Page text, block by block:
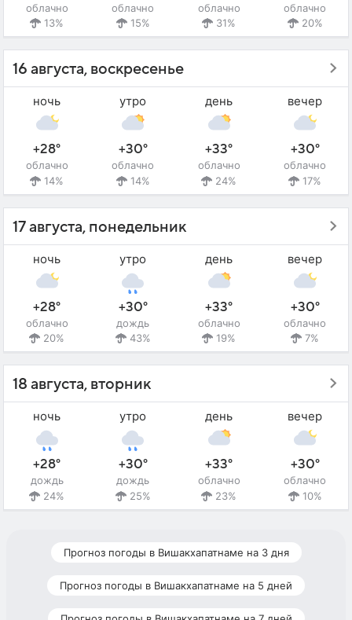
облачно
13%
облачно
15%
облачно
31%
облачно
20%
16 августа, воскресенье
ночь
+28°
облачно
14%
утро
+30°
облачно
14%
день
+33°
облачно
24%
вечер
+30°
облачно
17%
17 августа, понедельник
ночь
+28°
облачно
20%
утро
+30°
дождь
43%
день
+33°
облачно
19%
вечер
+30°
облачно
7%
18 августа, вторник
ночь
+28°
дождь
24%
утро
+30°
дождь
25%
день
+33°
облачно
23%
вечер
+30°
облачно
10%
Прогноз погоды в Вишакхапатнаме на 3 дня
Прогноз погоды в Вишакхапатнаме на 5 дней